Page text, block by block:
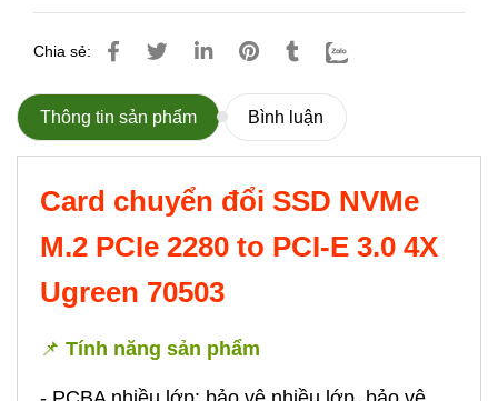
Chia sẻ:
Thông tin sản phẩm Bình luận
Card chuyển đổi SSD NVMe
M.2 PCIe 2280 to PCI-E 3.0 4X
Ugreen 70503
📌 Tính năng sản phẩm